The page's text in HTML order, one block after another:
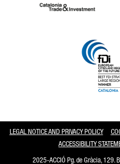
LEGAL NOTICE AND PRIVACY POLICY
ACCESSIBILITY
2025-ACCIÓ Pg. de Gràcia, 129.